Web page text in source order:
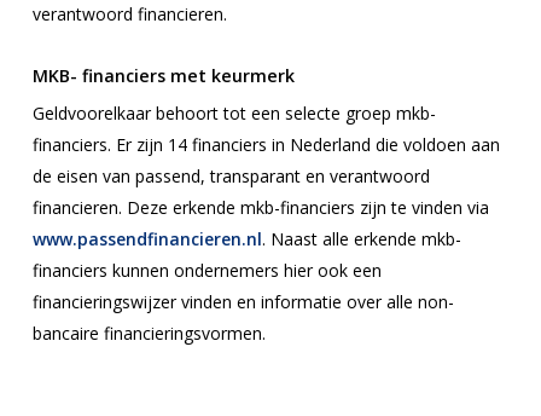
verantwoord financieren.
MKB- financiers met keurmerk
Geldvoorelkaar behoort tot een selecte groep mkb-
financiers. Er zijn 14 financiers in Nederland die voldoen aan
de eisen van passend, transparant en verantwoord
financieren. Deze erkende mkb-financiers zijn te vinden via
www.passendfinancieren.nl. Naast alle erkende mkb-
financiers kunnen ondernemers hier ook een
financieringswijzer vinden en informatie over alle non-
bancaire financieringsvormen.